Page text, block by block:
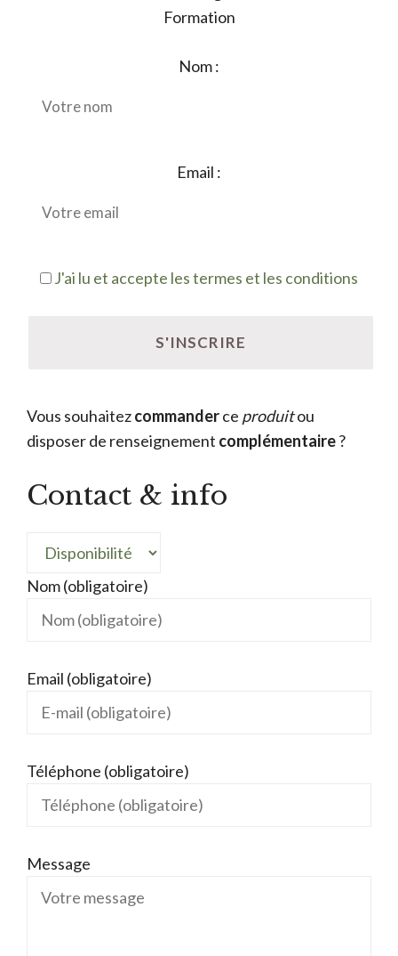
Formation
Nom :
Email :
J'ai lu et accepte les termes et les conditions
Vous souhaitezcommanderce produitou
disposer de renseignement complémentaire?
Contact & info
Nom (obligatoire)
Email (obligatoire)
Téléphone (obligatoire)
Message